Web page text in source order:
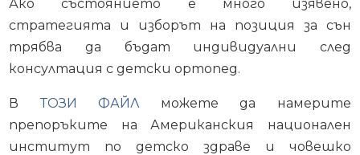
Ако състоянието е много изявено,
стратегията и изборът на позиция за сън
трябва да бъдат индивидуални след
консултация с детски ортопед.
В ТОЗИ ФАЙЛ можете да намерите
препоръките на Американския национален
институт по детско здраве и човешко